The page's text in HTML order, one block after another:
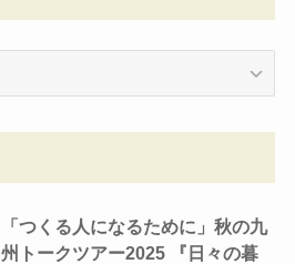
「つくる人になるために」秋の九
州トークツアー2025 『日々の暮